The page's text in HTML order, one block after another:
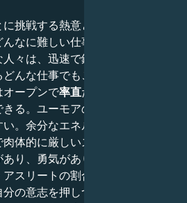
挑戦する熱意と欲求を持ち、創
なに難しい仕事でもこなすこと
々は、迅速で鋭い意思決定と大
んな仕事でもこなすことができ
オープンで率直だが、外交的で機
る。ユーモアのセンスもあり、
。余分なエネルギーをスポーツ
体的に厳しいスポーツを好む。
り、勇気があり、それがこの星
スリートの割合が高い理由であ
の意志を押しつけ、自分の意見